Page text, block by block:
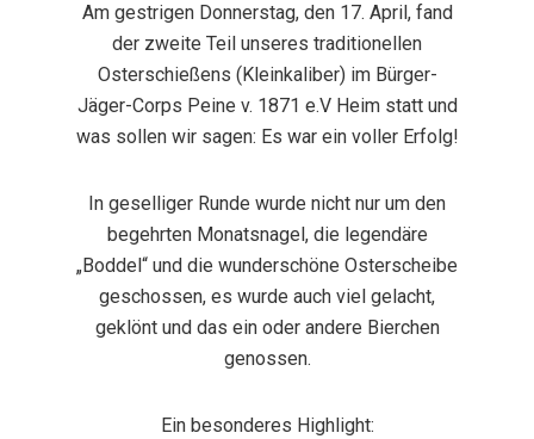
Am gestrigen Donnerstag, den 17. April, fand
der zweite Teil unseres traditionellen
Osterschießens (Kleinkaliber) im Bürger-
Jäger-Corps Peine v. 1871 e.V Heim statt und
was sollen wir sagen: Es war ein voller Erfolg!
In geselliger Runde wurde nicht nur um den
begehrten Monatsnagel, die legendäre
„Boddel“ und die wunderschöne Osterscheibe
geschossen, es wurde auch viel gelacht,
geklönt und das ein oder andere Bierchen
genossen.
Ein besonderes Highlight: